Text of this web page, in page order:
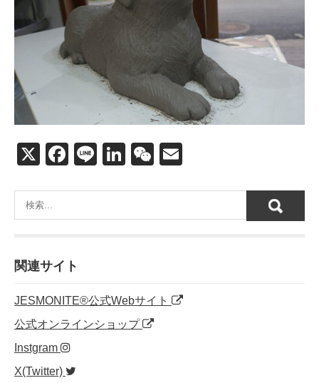
X
F
c
e
o
o
k
Li
e
Li
k
e
W
C
h
ail
関連サイト
JESMONITE®公式Webサイト
公式オンラインショップ
Instgram
X(Twitter)